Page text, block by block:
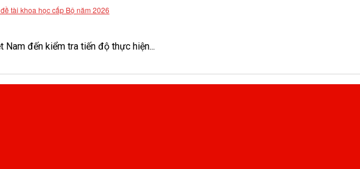
tài khoa học cấp Bộ năm 2026
đến kiểm tra tiến độ thực hiện...